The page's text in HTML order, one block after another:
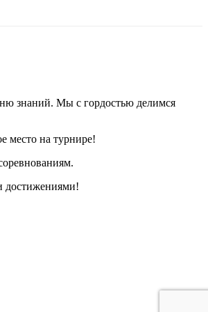
знаний. Мы с гордостью делимся
место на турнире!
достижениями!